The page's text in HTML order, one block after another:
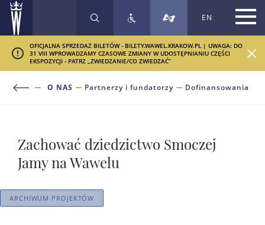
SZUKAJ EN
OFICJALNA SPRZEDAŻ BILETÓW - BILETY.WAWEL.KRAKOW.PL | UWAGA: DO
31 VIII WPROWADZAMY CZASOWE ZMIANY W UDOSTĘPNIANIU CZĘŚCI
EKSPOZYCJI - PATRZ „ZWIEDZANIE/CO ZWIEDZAĆ”
O NAS Partnerzy i fundatorzy Dofinansowania
Zachować dziedzictwo Smoczej
Jamy na Wawelu
ARCHIWUM PROJEKTÓW